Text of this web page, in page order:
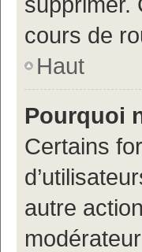
cours de
Haut
Pourquoi
Certains
autre